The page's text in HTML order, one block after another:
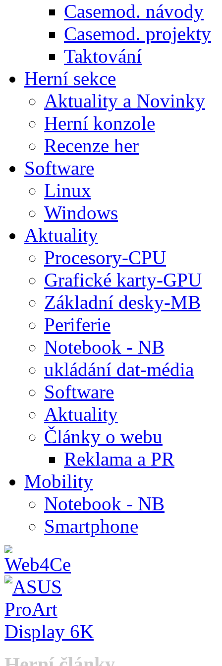
Casemod. návody
Casemod. projekty
Taktování
Herní sekce
Aktuality a Novinky
Herní konzole
Recenze her
Software
Linux
Windows
Aktuality
Procesory-CPU
Grafické karty-GPU
Základní desky-MB
Periferie
Notebook - NB
ukládání dat-média
Software
Aktuality
Články o webu
Reklama a PR
Mobility
Notebook - NB
Smartphone